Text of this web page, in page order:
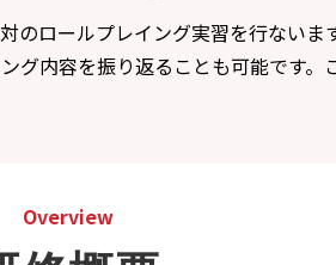
ロールプレイング実習を行ない
内容を振り返ることも可能です
Overview